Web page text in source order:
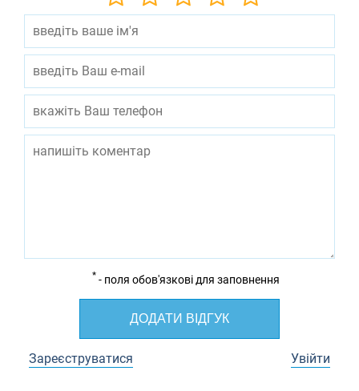
* - поля обов'язкові для заповнення
ДОДАТИ ВІДГУК
Зареєструватися Увійти